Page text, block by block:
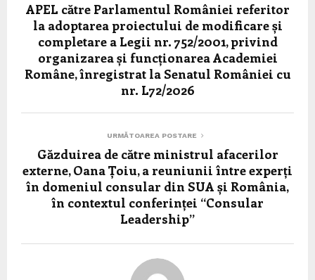
APEL către Parlamentul României referitor
la adoptarea proiectului de modificare și
completare a Legii nr. 752/2001, privind
organizarea și funcționarea Academiei
Române, înregistrat la Senatul României cu
nr. L72/2026
URMĂTOAREA POSTARE
Găzduirea de către ministrul afacerilor
externe, Oana Țoiu, a reuniunii între experți
în domeniul consular din SUA și România,
în contextul conferinței “Consular
Leadership”